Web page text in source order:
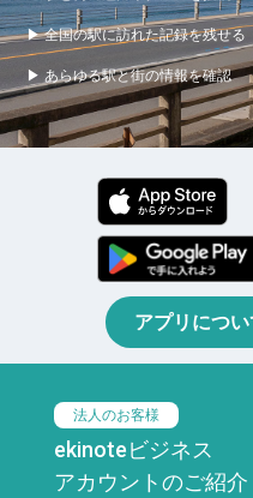
▶ 全国の駅に訪れた記録を残せる
▶ あらゆる駅と街の情報を確認
アプリにつ
法人のお客様
ekinoteビジネス
アカウントのご紹介